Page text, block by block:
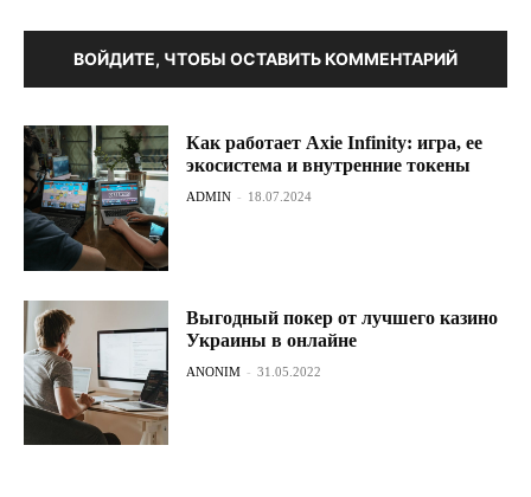
ВОЙДИТЕ, ЧТОБЫ ОСТАВИТЬ КОММЕНТАРИЙ
Как работает Axie Infinity: игра, ее
экосистема и внутренние токены
ADMIN - 18.07.2024
Выгодный покер от лучшего казино
Украины в онлайне
ANONIM - 31.05.2022